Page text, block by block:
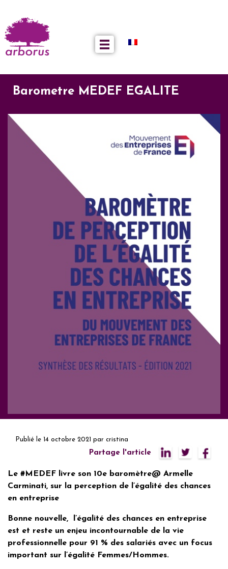
Barometre MEDEF EGALITE
Publié le 14 octobre 2021 par cristina
Partage l'article
Le #MEDEF livre son 10e baromètre@ Armelle
Carminati, sur la perception de l’égalité des chances
en entreprise
Bonne nouvelle, l’égalité des chances en entreprise
est et reste un enjeu incontournable de la vie
professionnelle pour 91 % des salariés avec un focus
important sur l’égalité Femmes/Hommes.